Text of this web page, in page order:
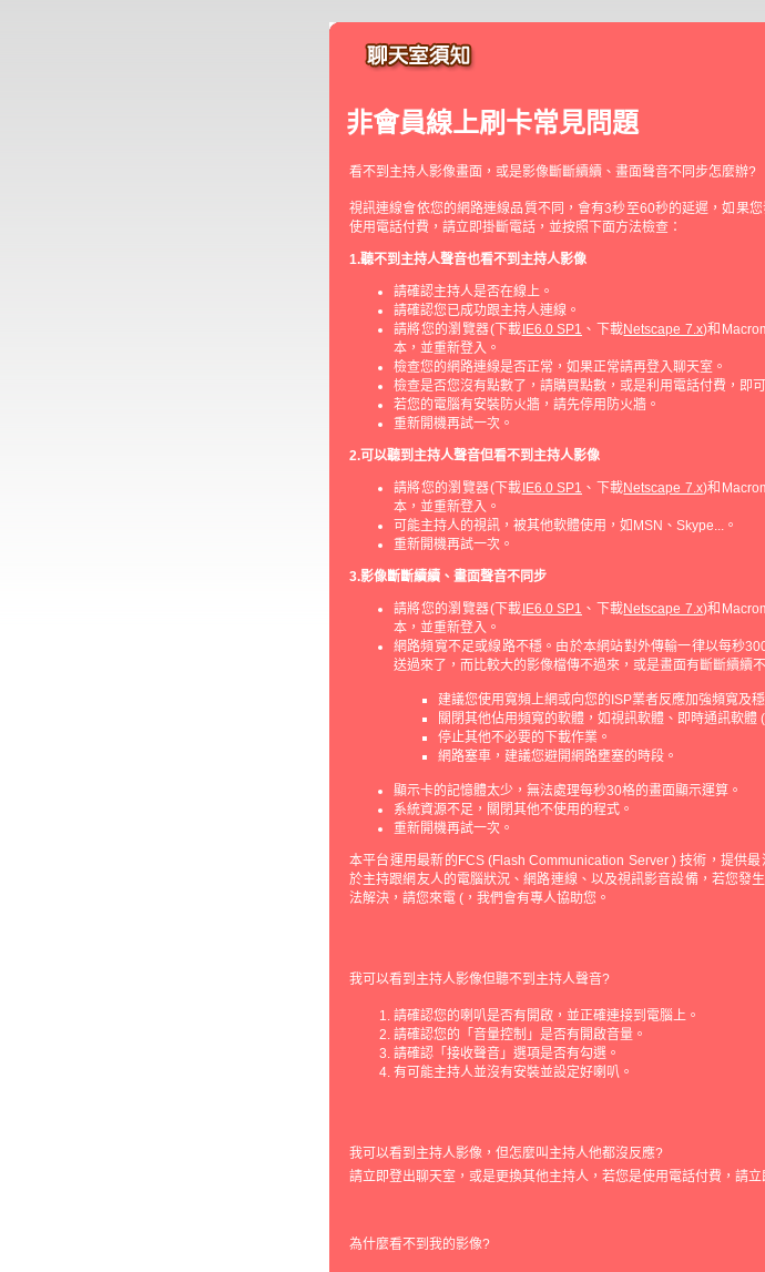
非會員線上刷卡常見問題
看不到主持人影像畫面，或是影像斷斷續續、畫面聲音不同步怎麼辦?
視訊連線會依您的網路連線品質不同，會有3秒至60秒的延遲，如果
使用電話付費，請立即掛斷電話，並按照下面方法檢查：
1.聽不到主持人聲音也看不到主持人影像
請確認主持人是否在線上。
請確認您已成功跟主持人連線。
請將您的瀏覽器(下載 IE6.0 SP1 、下載Netscape 7.x)和
本，並重新登入。
檢查您的網路連線是否正常，如果正常請再登入聊天室。
檢查是否您沒有點數了，請購買點數，或是利用電話付費，即
若您的電腦有安裝防火牆，請先停用防火牆。
重新開機再試一次。
2.可以聽到主持人聲音但看不到主持人影像
請將您的瀏覽器(下載 IE6.0 SP1 、下載Netscape 7.x)和
本，並重新登入。
可能主持人的視訊，被其他軟體使用，如MSN、Skype...。
重新開機再試一次。
3.影像斷斷續續、畫面聲音不同步
請將您的瀏覽器(下載 IE6.0 SP1 、下載Netscape 7.x)和
本，並重新登入。
網路頻寬不足或線路不穩。由於本網站對外傳輸一律以每秒
送過來了，而比較大的影像檔傳不過來，或是畫面有斷斷續續
建議您使用寬頻上網或向您的ISP業者反應加強頻寬及穩
關閉其他佔用頻寬的軟體，如視訊軟體、即時通訊軟
停止其他不必要的下載作業。
網路塞車，建議您避開網路壅塞的時段。
顯示卡的記憶體太少，無法處理每秒30格的畫面顯示運算。
系統資源不足，關閉其他不使用的程式。
重新開機再試一次。
本平台運用最新的FCS (Flash Communication Server ) 技術，提供
於主持跟網友人的電腦狀況、網路連線、以及視訊影音設備，若您發
法解決，請您來電 (，我們會有專人協助您。
我可以看到主持人影像但聽不到主持人聲音?
請確認您的喇叭是否有開啟，並正確連接到電腦上。
請確認您的「音量控制」是否有開啟音量。
請確認「接收聲音」選項是否有勾選。
有可能主持人並沒有安裝並設定好喇叭。
我可以看到主持人影像，但怎麼叫主持人他都沒反應?
請立即登出聊天室，或是更換其他主持人，若您是使用電話付費，請
為什麼看不到我的影像?